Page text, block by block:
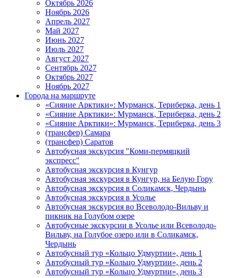
Октябрь 2026
Ноябрь 2026
Апрель 2027
Май 2027
Июнь 2027
Июль 2027
Август 2027
Сентябрь 2027
Октябрь 2027
Ноябрь 2027
Города на маршруте
«Сияние Арктики»: Мурманск, Териберка, день 1
«Сияние Арктики»: Мурманск, Териберка, день 2
«Сияние Арктики»: Мурманск, Териберка, день 3
(трансфер) Самара
(трансфер) Саратов
Автобусная экскурсия "Коми-пермяцкий
экспресс"
Автобусная экскурсия в Кунгур
Автобусная экскурсия в Кунгур, на Белую Гору
Автобусная экскурсия в Соликамск, Чердынь
Автобусная экскурсия в Усолье
Автобусная экскурсия во Всеволодо-Вильву и
пикник на Голубом озере
Автобусные экскурсии в Усолье или Всеволодо-
Вильву, на Голубое озеро или в Соликамск,
Чердынь
Автобусный тур «Кольцо Удмуртии», день 1
Автобусный тур «Кольцо Удмуртии», день 2
Автобусный тур «Кольцо Удмуртии», день 3